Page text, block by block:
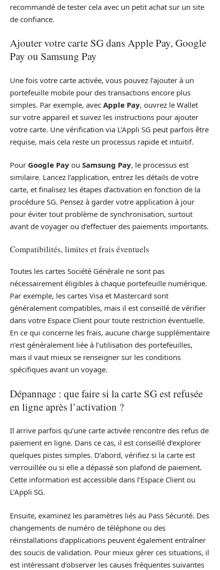
recommandé de tester cela avec un petit achat sur un site
de confiance.
Ajouter votre carte SG dans Apple Pay, Google
Pay ou Samsung Pay
Une fois votre carte activée, vous pouvez l’ajouter à un
portefeuille mobile pour des transactions encore plus
simples. Par exemple, avec Apple Pay, ouvrez le Wallet
sur votre appareil et suivez les instructions pour ajouter
votre carte. Une vérification via L’Appli SG peut parfois être
requise, mais cela reste un processus rapide et intuitif.
Pour Google Pay ou Samsung Pay, le processus est
similaire. Lancez l’application, entrez les détails de votre
carte, et finalisez les étapes d’activation en fonction de la
procédure SG. Pensez à garder votre application à jour
pour éviter tout problème de synchronisation, surtout
avant de voyager ou d’effectuer des paiements importants.
Compatibilités, limites et frais éventuels
Toutes les cartes Société Générale ne sont pas
nécessairement éligibles à chaque portefeuille numérique.
Par exemple, les cartes Visa et Mastercard sont
généralement compatibles, mais il est conseillé de vérifier
dans votre Espace Client pour toute restriction éventuelle.
En ce qui concerne les frais, aucune charge supplémentaire
n’est généralement liée à l’utilisation des portefeuilles,
mais il vaut mieux se renseigner sur les conditions
spécifiques avant un voyage.
Dépannage : que faire si la carte SG est refusée
en ligne après l’activation ?
Il arrive parfois qu’une carte activée rencontre des refus de
paiement en ligne. Dans ce cas, il est conseillé d’explorer
quelques pistes simples. D’abord, vérifiez si la carte est
verrouillée ou si elle a dépassé son plafond de paiement.
Cette information est accessible dans l’Espace Client ou
L’Appli SG.
Ensuite, examinez les paramètres liés au Pass Sécurité. Des
changements de numéro de téléphone ou des
réinstallations d’applications peuvent également entraîner
des soucis de validation. Pour mieux gérer ces situations, il
est intéressant d’observer les causes fréquentes suivantes